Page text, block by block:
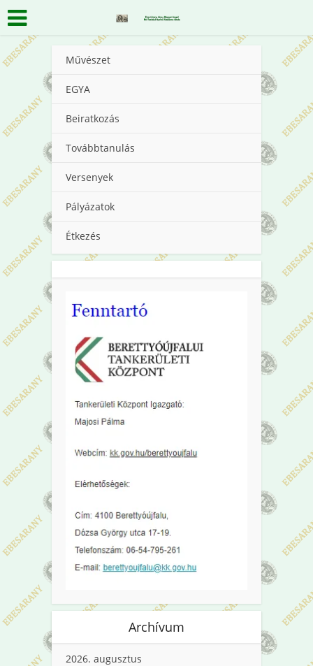
Művészet
EGYA
Beiratkozás
Továbbtanulás
Versenyek
Pályázatok
Étkezés
Archívum
2026. augusztus